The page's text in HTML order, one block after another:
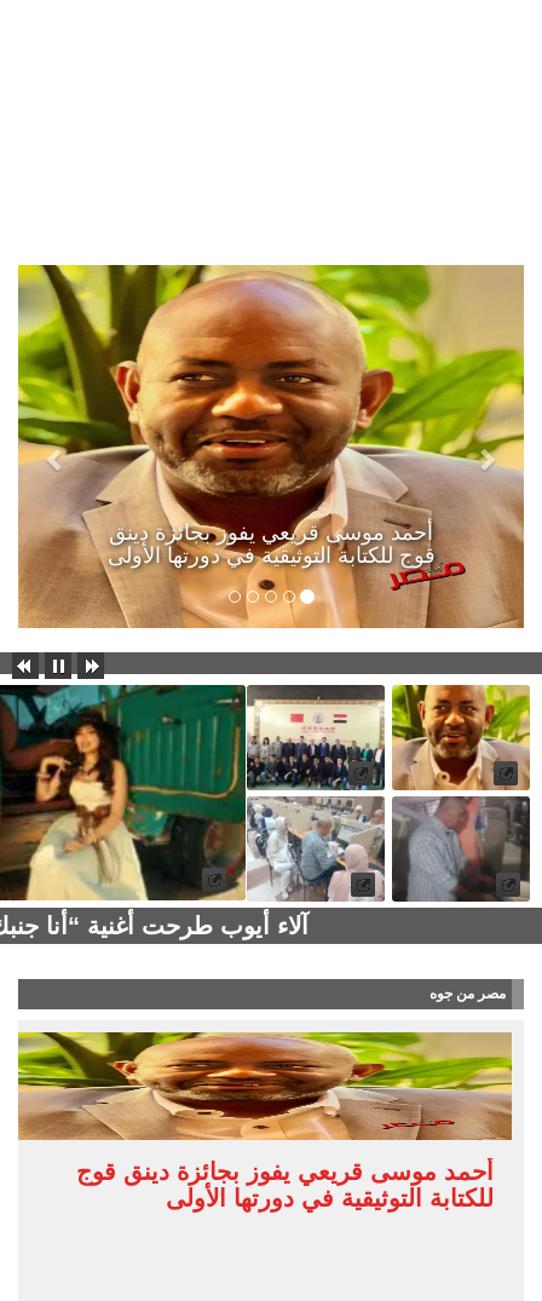
أحمد موسى قريعي يفوز بجائزة دينق
قوج للكتابة التوثيقية في دورتها الأولى
آلاء أيوب طرحت أغنية “أنا
مصر من جوه
أحمد موسى قريعي يفوز بجائزة دينق قوج
للكتابة التوثيقية في دورتها الأولى